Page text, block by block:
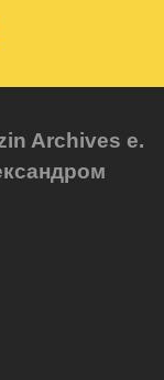
Archives e.